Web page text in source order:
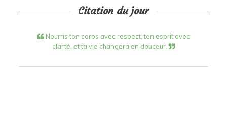
Citation du jour
Nourris ton corps avec respect, ton esprit avec
clarté, et ta vie changera en douceur.